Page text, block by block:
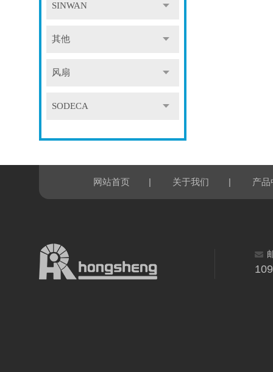
SINWAN
其他
风扇
SODECA
网站首页 | 关于我们 | 产品